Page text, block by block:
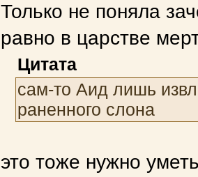
Только не поняла
равно в царстве
Цитата
сам-то Аид лишь
раненного слона
это тоже нужно